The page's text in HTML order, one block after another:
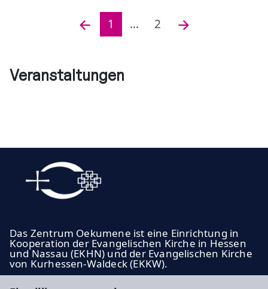
1 ... 2
Veranstaltungen
Das Zentrum Oekumene ist eine Einrichtung in
Kooperation der Evangelischen Kirche in Hessen
und Nassau (EKHN) und der Evangelischen Kirche
von Kurhessen-Waldeck (EKKW).